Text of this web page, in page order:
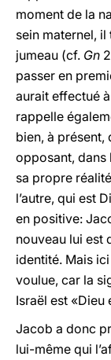
moment de la
sein maternel,
jumeau (cf. Gn
passer en
aurait effectué
rappelle
bien, à présent,
opposant, dans
sa propre
l’autre, qui est
en positive:
nouveau lui est
identité. Mais
voulue, car la
Israël est
Jacob a donc
lui-même qui